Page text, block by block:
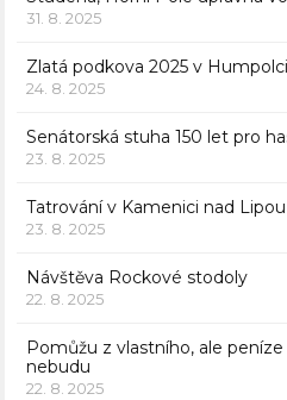
31. 8. 2025
Zlatá podkova 2025 v Humpolci
24. 8. 2025
Senátorská stuha 150 let pro
23. 8. 2025
Tatrování v Kamenici nad Lipou
23. 8. 2025
Návštěva Rockové stodoly
22. 8. 2025
Pomůžu z vlastního, ale
nebudu
22. 8. 2025